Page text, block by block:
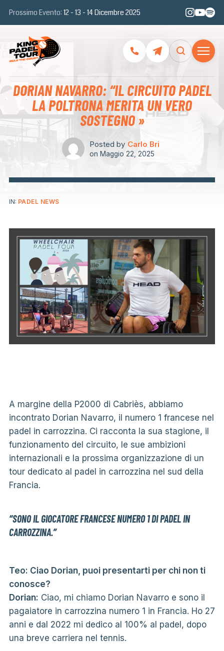
Prossimo Evento: 12 - 13 - 14 Dicembre 2025
DORIAN NAVARRO: “IL CIRCUITO PADEL
LA POLTRONA MERITA UN VERO
SOSTEGNO »
Posted by Carlo Bri
on Maggio 22, 2025
IN: PADEL NEWS
A margine della P2000 di Cabriès, abbiamo
incontrato Dorian Navarro, il numero 1 francese nel
padel in carrozzina. Ci racconta la sua stagione, il
funzionamento del circuito, le sue ambizioni
internazionali e la prossima organizzazione di un
tour dedicato al padel in carrozzina nel sud della
Francia.
“SONO IL GIOCATORE FRANCESE NUMERO 1 DI PADEL IN
CARROZZINA.”
Teo: Ciao Dorian, puoi presentarti per chi non ti
conosce?
Dorian: Ciao, mi chiamo Dorian Navarro e sono il
pagaiatore in carrozzina numero 1 in Francia. Ho 27
anni e dal 2022 mi dedico al 100% al padel, dopo
una breve carriera nel tennis.